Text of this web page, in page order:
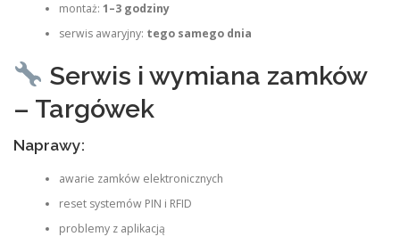
montaż: 1–3 godziny
serwis awaryjny: tego samego dnia
Serwis i wymiana zamków
– Targówek
Naprawy:
awarie zamków elektronicznych
reset systemów PIN i RFID
problemy z aplikacją